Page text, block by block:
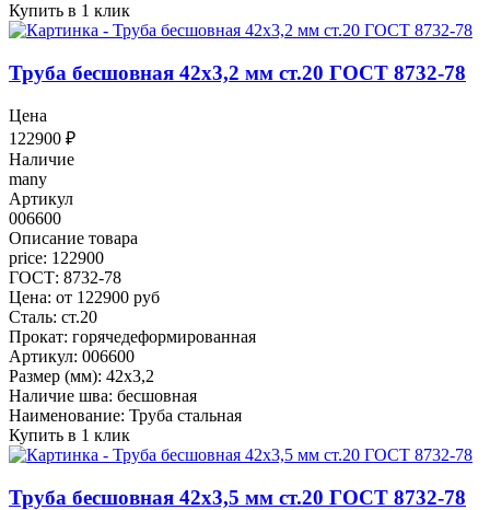
Купить в 1 клик
Труба бесшовная 42x3,2 мм ст.20 ГОСТ 8732-78
Цена
122900 ₽
Наличие
many
Артикул
006600
Описание товара
price: 122900
ГОСТ: 8732-78
Цена: от 122900 руб
Сталь: ст.20
Прокат: горячедеформированная
Артикул: 006600
Размер (мм): 42x3,2
Наличие шва: бесшовная
Наименование: Труба стальная
Купить в 1 клик
Труба бесшовная 42x3,5 мм ст.20 ГОСТ 8732-78